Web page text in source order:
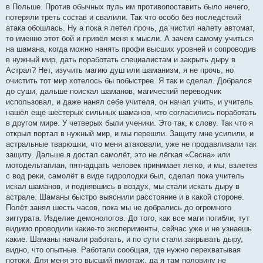
в Польше. Против обычных пуль им противопоставить было нечего,
потеряли треть состав и свалили. Так что особо без последствий
атака обошлась. Ну а пока я летел прочь, да чистил налету автомат,
то именно этот бой и привёл меня к мысли. А зачем самому учиться
на шамана, когда можно нанять профи высших уровней и сопроводив
в нужный мир, дать поработать специалистам и закрыть дыру в
Астрал? Нет, изучить магию душ или шаманизм, я не прочь, но
очистить тот мир хотелось бы побыстрее. Я так и сделал. Добрался
до суши, дальше поискал шаманов, магический переводчик
использовал, и даже нанял себе учителя, он начал учить, и учитель
нашёл ещё шестерых сильных шаманов, что согласились поработать
в другом мире. У четверых были ученики. Это так, к слову. Так что я
открыл портал в нужный мир, и мы перешли. Защиту мне усилили, и
астральные тварюшки, что меня атаковали, уже не продавливали так
защиту. Дальше я достал самолёт, это не лёгкая «Сесна» или
мотодельтаплан, пятнадцать человек принимает легко, и мы, взлетев
с вод реки, самолёт в виде гидролодки был, сделал пока учитель
искал шаманов, и поднявшись в воздух, мы стали искать дыру в
астрале. Шаманы быстро выяснили расстояние и в какой стороне.
Полёт занял шесть часов, пока мы не добрались до огромного
зиггурата. Изделие демонологов. До того, как все маги погибли, тут
видимо проводили какие-то эксперименты, сейчас уже и не узнаешь
какие. Шаманы начали работать, и по сути стали закрывать дыру,
видно, что опытные. Работали сообщая, где нужно перехватывая
потоки. Для меня это высший пилотаж, да я там половину не